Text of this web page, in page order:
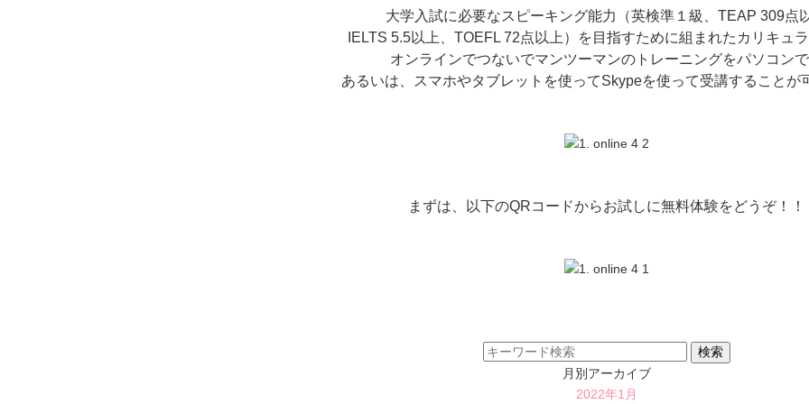
大学入試に必要なスピーキング能力（英検準１級、TEAP 309点以
IELTS 5.5以上、TOEFL 72点以上）を目指すために組まれたカリキュ
オンラインでつないでマンツーマンのトレーニングをパソコンで
あるいは、スマホやタブレットを使ってSkypeを使って受講することが
まずは、以下のQRコードからお試しに無料体験をどうぞ！！
月別アーカイブ
2022年1月